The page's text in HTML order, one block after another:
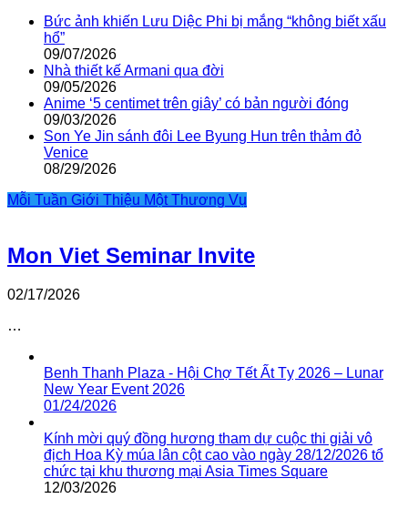
Bức ảnh khiến Lưu Diệc Phi bị mắng “không biết xấu
hổ”
09/07/2026
Nhà thiết kế Armani qua đời
09/05/2026
Anime ‘5 centimet trên giây’ có bản người đóng
09/03/2026
Son Ye Jin sánh đôi Lee Byung Hun trên thảm đỏ
Venice
08/29/2026
Mỗi Tuần Giới Thiệu Một Thương Vụ
Mon Viet Seminar Invite
02/17/2026
…
Benh Thanh Plaza - Hội Chợ Tết Ất Tỵ 2026 – Lunar
New Year Event 2026
01/24/2026
Kính mời quý đồng hương tham dự cuộc thi giải vô
địch Hoa Kỳ múa lân cột cao vào ngày 28/12/2026 tổ
chức tại khu thương mại Asia Times Square
12/03/2026